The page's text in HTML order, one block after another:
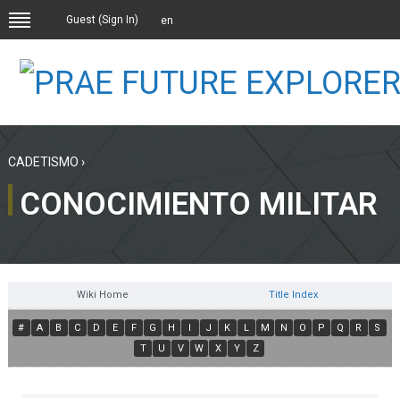
Guest (Sign In) en
CADETISMO ›
CONOCIMIENTO MILITAR
Wiki Home Title Index
# A B C D E F G H J K L M N O P Q R
S
T
U V W X Y Z